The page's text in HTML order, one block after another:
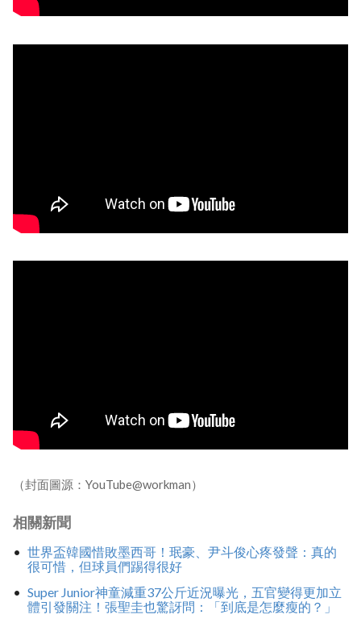
（封面圖源：YouTube@workman）
相關新聞
世界盃韓國惜敗墨西哥！珉豪、尹斗俊心疼發聲：真的
很可惜，但球員們踢得很好
Super Junior神童減重37公斤近況曝光，五官變得更加立
體引發關注！張聖圭也驚訝問：「到底是怎麼瘦的？」